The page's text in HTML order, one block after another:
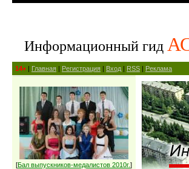
Информационный гид
14+ | Главная | Регистрация | Вход | RSS | Реклама
[Бал выпускников-медалистов 2010г.]